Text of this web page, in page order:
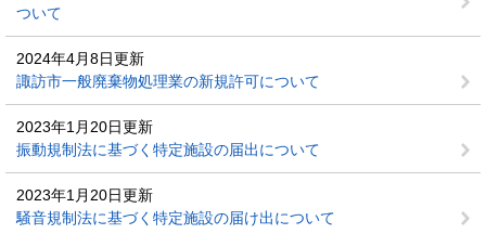
ついて
2024年4月8日更新
諏訪市一般廃棄物処理業の新規許可について
2023年1月20日更新
振動規制法に基づく特定施設の届出について
2023年1月20日更新
騒音規制法に基づく特定施設の届け出について